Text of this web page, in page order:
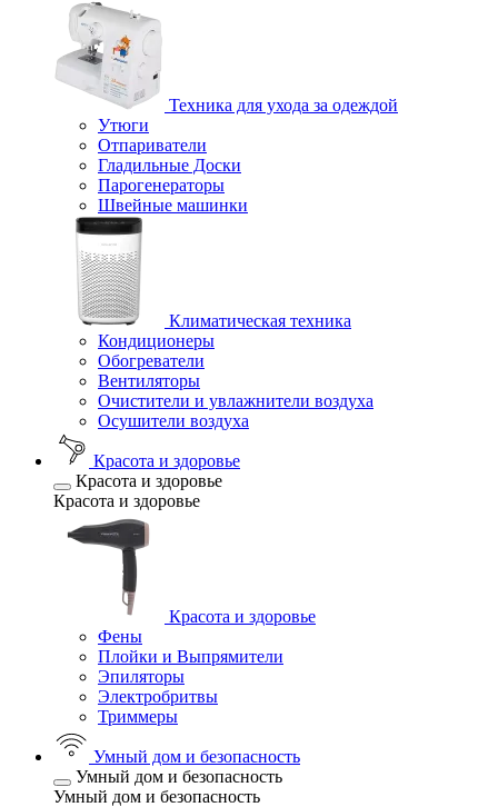
Техника для ухода за одеждой
Утюги
Отпариватели
Гладильные Доски
Парогенераторы
Швейные машинки
Климатическая техника
Кондиционеры
Обогреватели
Вентиляторы
Очистители и увлажнители воздуха
Осушители воздуха
Красота и здоровье
Красота и здоровье
Красота и здоровье
Красота и здоровье
Фены
Плойки и Выпрямители
Эпиляторы
Электробритвы
Триммеры
Умный дом и безопасность
Умный дом и безопасность
Умный дом и безопасность